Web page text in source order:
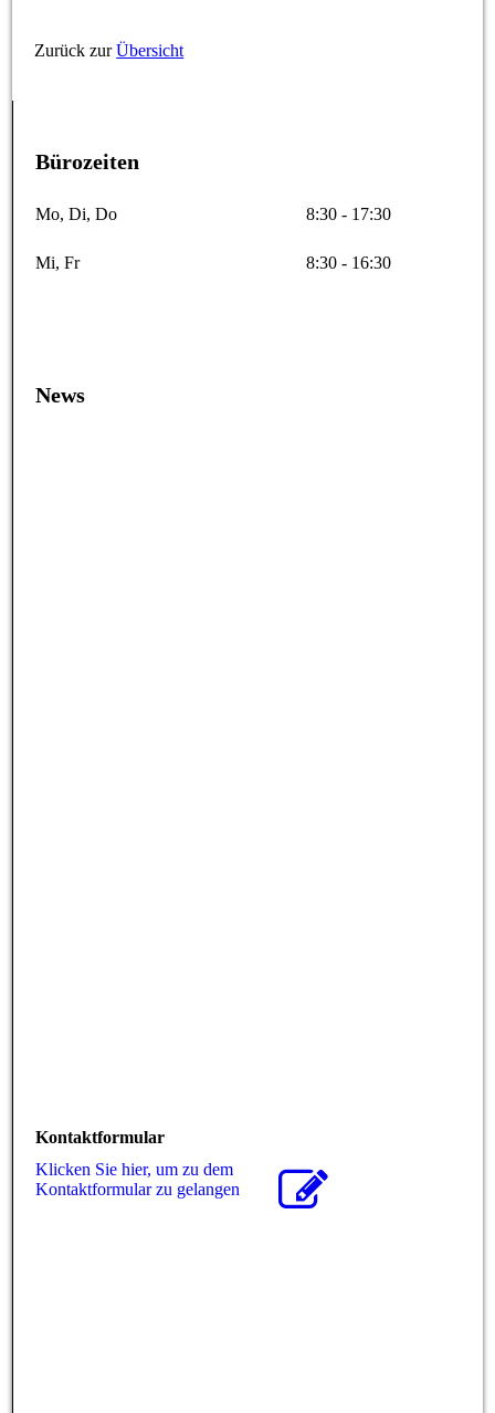
Zurück zurÜbersicht
Bürozeiten
Mo, Di, Do 8:30 - 17:30
Mi, Fr 8:30 - 16:30
News
Kontaktformular
Klicken Sie hier, um zu dem
Kon­takt­for­mu­lar zu gelangen